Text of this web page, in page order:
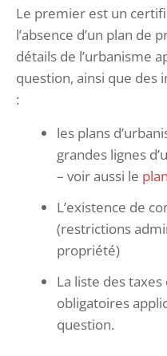
Le premier est un
l’absence d’un plan de
détails de l’urbanisme
question, ainsi que des
:
les plans
grandes lignes
– voir aussi le
L’existence de
(restrictions
propriété)
La liste des
obligatoires
question.